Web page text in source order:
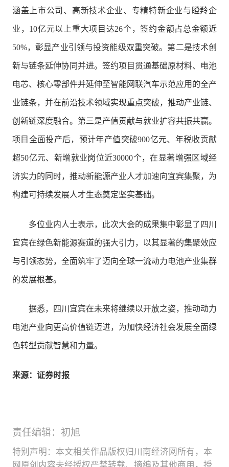
涵盖上市公司、高新技术企业、专精特新企业与瞪羚企
业，10亿元以上重大项目达26个，签约金额占总金额近
50%，彰显产业引领与投资能级双重突破。第二是技术创
新与链条延伸协同并进。签约项目贯通基础原材料、电池
电芯、核心零部件并延伸至智能网联汽车示范应用的全产
业链条，并在前沿技术领域实现重点突破，推动产业链、
创新链深度融合。第三是产值贡献与就业扩容共振共赢。
项目全面投产后，预计年产值突破900亿元、年税收贡献
超50亿元、新增就业岗位近30000个，在显著增强区域经
济实力的同时，推动新能源产业人才加速向宜宾集聚，为
构建可持续发展人才生态奠定坚实基础。
多位业内人士表示，此次大会的成果集中彰显了四川
宜宾在绿色新能源赛道的强大引力，以其显著的集聚效应
与引领态势，全面筑牢了迈向全球一流动力电池产业集群
的发展根基。
据悉，四川宜宾在未来将继续以开放之姿，推动动力
电池产业向更高价值链迈进，为加快经济社会发展全面绿
色转型贡献智慧和力量。
来源：证券时报
责任编辑：初旭
特别声明：本文相关作品版权归川南经济网所有，本
网原创内容未经授权严禁转载、摘编及其他商用，授